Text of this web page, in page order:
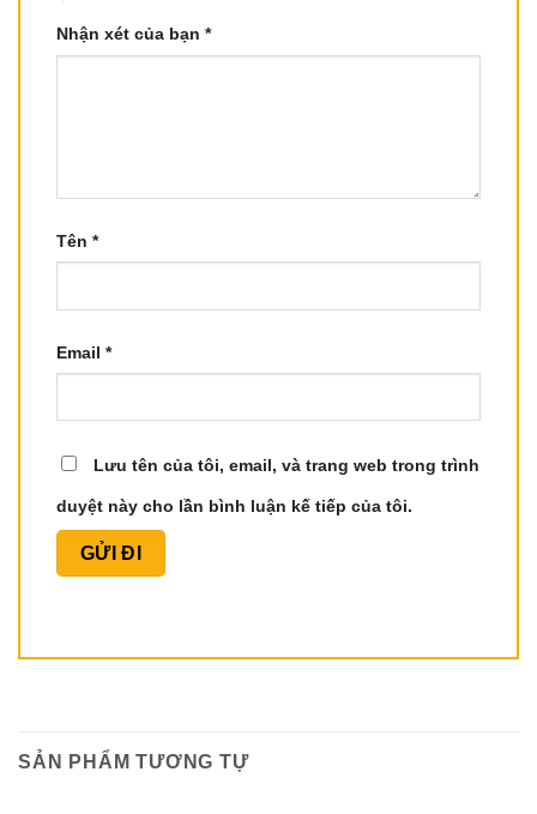
Nhận xét của bạn *
Tên *
Email *
Lưu tên của tôi, email, và trang web trong trình
duyệt này cho lần bình luận kế tiếp của tôi.
SẢN PHẨM TƯƠNG TỰ